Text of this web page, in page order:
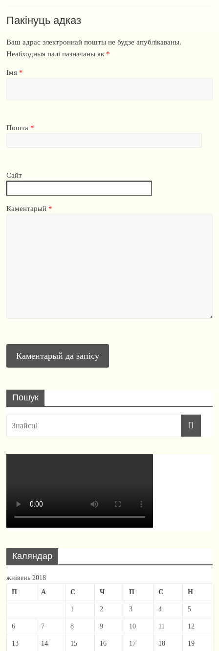
Пакінуць адказ
Ваш адрас электроннай пошты не будзе апублікаваны.
Неабходныя палі пазначаны як *
Імя *
Пошта *
Сайт
Каментарый *
Пошук
Каляндар
жнівень 2018
П
А С Ч П С Н
1 2 3 4 5
6 7 8 9 10 11 12
13 14 15 16 17 18 19